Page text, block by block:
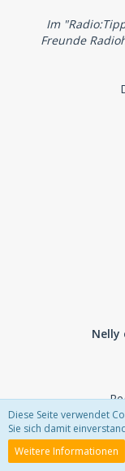
Im
Freunde
Nelly
Diese Seite verwendet
Sie sich damit
Weitere Informationen